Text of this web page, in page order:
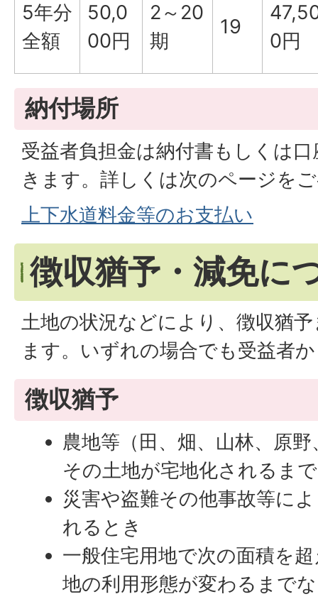
5年分
全額
50,0
00円
2～20
期
19
0円
納付場所
受益者負担金は納付書もしくは
きます。詳しくは次のページを
上下水道料金等のお支払い
徴収猶予・減免に
土地の状況などにより、徴収猶
ます。いずれの場合でも受益者
徴収猶予
農地等（田、畑、山林、原
その土地が宅地化されるまで
災害や盗難その他事故等に
れるとき
一般住宅用地で次の面積を
地の利用形態が変わるまで